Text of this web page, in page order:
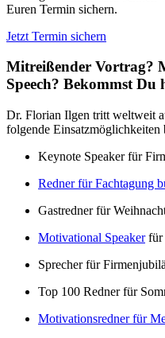
Euren Termin sichern.
Jetzt Termin sichern
Mitreißender Vortrag?
Speech? Bekommst Du
Dr. Florian Ilgen tritt weltweit
folgende Einsatzmöglichkeiten
Keynote Speaker für
Redner für Fachtagung
Gastredner für
Motivational Speakerfür
Sprecher für
Top 100 Redner für
Motivationsredner für